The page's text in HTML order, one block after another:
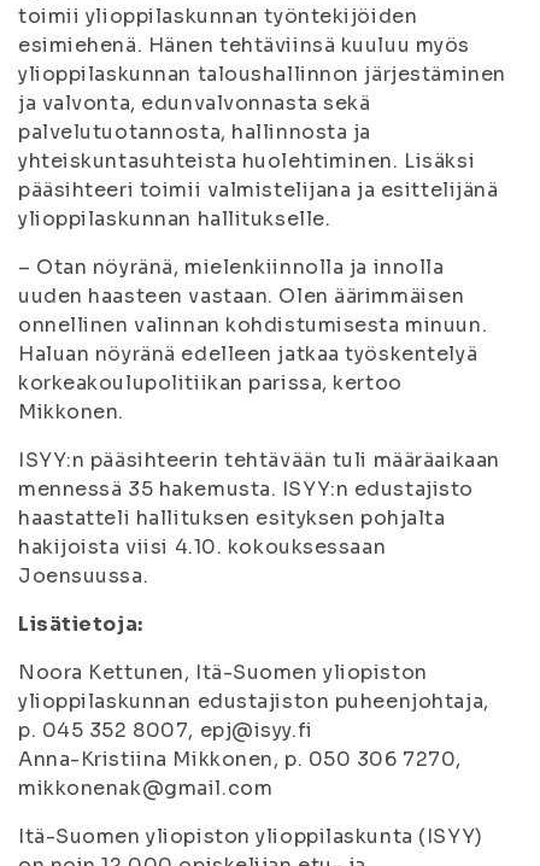
toimii ylioppilaskunnan työntekijöiden
esimiehenä. Hänen tehtäviinsä kuuluu myös
ylioppilaskunnan taloushallinnon järjestäminen
ja valvonta, edunvalvonnasta sekä
palvelutuotannosta, hallinnosta ja
yhteiskuntasuhteista huolehtiminen. Lisäksi
pääsihteeri toimii valmistelijana ja esittelijänä
ylioppilaskunnan hallitukselle.
– Otan nöyränä, mielenkiinnolla ja innolla
uuden haasteen vastaan. Olen äärimmäisen
onnellinen valinnan kohdistumisesta minuun.
Haluan nöyränä edelleen jatkaa työskentelyä
korkeakoulupolitiikan parissa, kertoo
Mikkonen.
ISYY:n pääsihteerin tehtävään tuli määräaikaan
mennessä 35 hakemusta. ISYY:n edustajisto
haastatteli hallituksen esityksen pohjalta
hakijoista viisi 4.10. kokouksessaan
Joensuussa.
Lisätietoja:
Noora Kettunen, Itä-Suomen yliopiston
ylioppilaskunnan edustajiston puheenjohtaja,
p. 045 352 8007, epj@isyy.fi
Anna-Kristiina Mikkonen, p. 050 306 7270,
mikkonenak@gmail.com
Itä-Suomen yliopiston ylioppilaskunta (ISYY)